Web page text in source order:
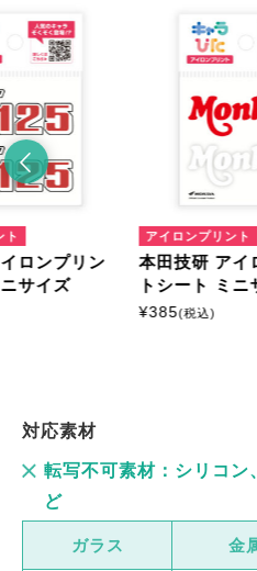
ト
ロンプリン
サイズ
アイロンプリント
本田技研 アイ
トシート ミニ
¥385(税込)
対応素材
転写不可素材：シリコン
ど
ガラス 金